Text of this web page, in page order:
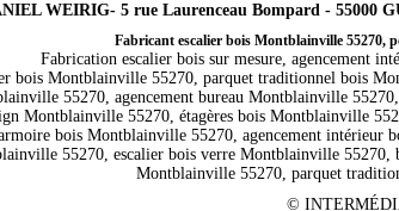
WEIRIG- 5 rue Laurenceau Bompard - 55000
Fabricant escalier bois Montblainville 55270,
Fabrication escalier bois sur mesure, agencement
bois Montblainville 55270, parquet traditionnel bois
55270, agencement bureau Montblainville
Montblainville 55270, étagères bois Montblainville
bois Montblainville 55270, agencement
55270, escalier bois verre Montblainville
Montblainville 55270, parquet
©